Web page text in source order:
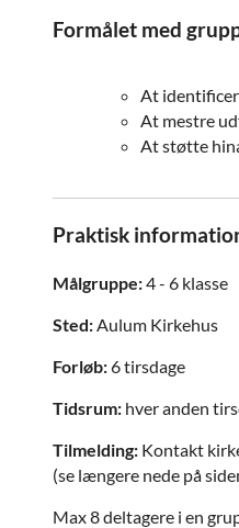
Formålet med
At
At mestre
At støtte
Praktisk
Målgruppe:4 - 6 klasse
Sted: Aulum Kirkehus
Forløb:6 tirsdage
Tidsrum: hver anden
Tilmelding: Kontakt
(se længere nede på
Max 8 deltagere i en